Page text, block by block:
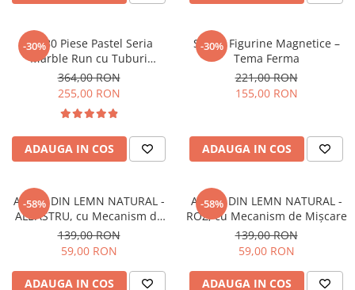
-30%
Set 80 Piese Pastel Seria
Marble Run cu Tuburi
Transparente
364,00 RON
255,00 RON
ADAUGA IN COS
-30%
Set 10 Figurine Magnetice –
Tema Ferma
221,00 RON
155,00 RON
ADAUGA IN COS
-58%
AVION DIN LEMN NATURAL -
ALBASTRU, cu Mecanism de
Mișcare
139,00 RON
59,00 RON
ADAUGA IN COS
-58%
AVION DIN LEMN NATURAL -
ROZ, cu Mecanism de Mișcare
139,00 RON
59,00 RON
ADAUGA IN COS